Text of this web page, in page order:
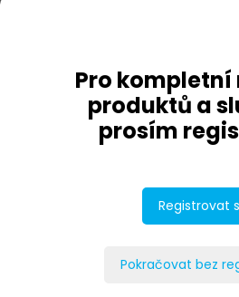
Pro
produktů a
prosím
Registrovat
Pokračovat bez